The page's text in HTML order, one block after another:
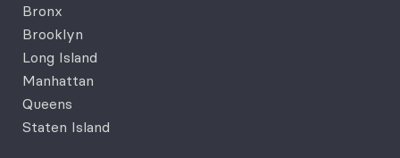
Bronx
Brooklyn
Long Island
Manhattan
Queens
Staten Island